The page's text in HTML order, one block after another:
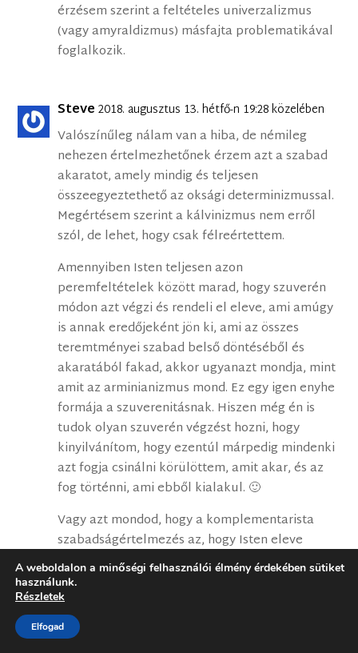
érzésem szerint a feltételes univerzalizmus
(vagy amyraldizmus) másfajta problematikával
foglalkozik.
Steve 2018. augusztus 13. hétfő-n 19:28 közelében
Valószínűleg nálam van a hiba, de némileg
nehezen értelmezhetőnek érzem azt a szabad
akaratot, amely mindig és teljesen
összeegyeztethető az oksági determinizmussal.
Megértésem szerint a kálvinizmus nem erről
szól, de lehet, hogy csak félreértettem.
Amennyiben Isten teljesen azon
peremfeltételek között marad, hogy szuverén
módon azt végzi és rendeli el eleve, ami amúgy
is annak eredőjeként jön ki, ami az összes
teremtményei szabad belső döntéséből és
akaratából fakad, akkor ugyanazt mondja, mint
amit az arminianizmus mond. Ez egy igen enyhe
formája a szuverenitásnak. Hiszen még én is
tudok olyan szuverén végzést hozni, hogy
kinyilvánítom, hogy ezentúl márpedig mindenki
azt fogja csinálni körülöttem, amit akar, és az
fog történni, ami ebből kialakul. 🙂
Vagy azt mondod, hogy a komplementarista
szabadságértelmezés az, hogy Isten eleve
elrendelte, hogy mindenki azt akarja szabadon,
amit Isten akar, hogy akarjon? Ezzel az a
probléma, hogy akkor azt kellene mondanunk,
hogy az is Isten akarata, hogy valaki a rosszat
akarja (hiszen tényszerűen sokan akarják a
A weboldalon a minőségi felhasználói élmény érdekében sütiket
használunk.
Részletek
Elfogad